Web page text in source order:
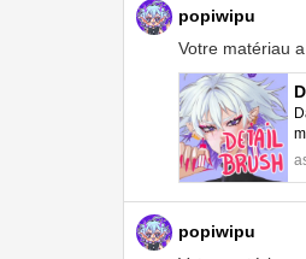
popiwipu
Votre matériau
popiwipu